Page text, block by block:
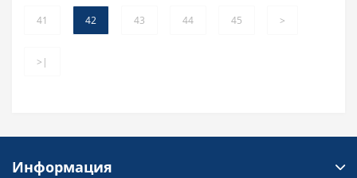
41 42 43 44 45 >
>|
Информация